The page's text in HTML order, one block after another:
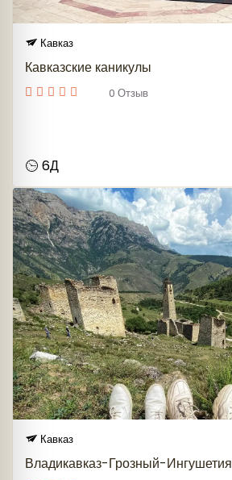
Кавказ
Кавказские каникулы
0 Отзыв
6Д
Кавказ
Владикавказ-Грозный-Ингушетия